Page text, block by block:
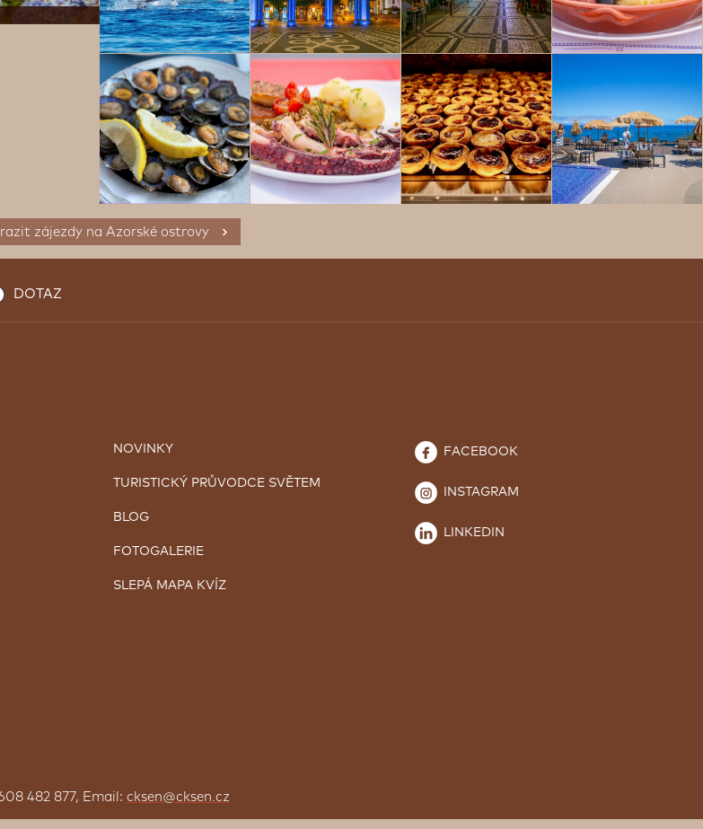
zájezdy na Azorské ostrovy
DOTAZ
NOVINKY
TURISTICKÝ PRŮVODCE SVĚTEM
BLOG
FOTOGALERIE
SLEPÁ MAPA KVÍZ
FACEBOOK
INSTAGRAM
LINKEDIN
482 877, Email: cksen@cksen.cz